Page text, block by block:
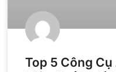
Top 5 Công